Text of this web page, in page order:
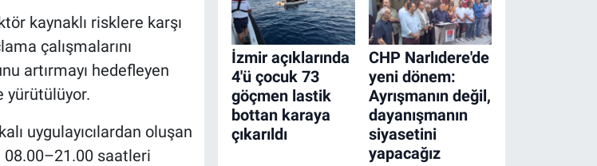
kaynaklı risklere karşı
çalışmalarını
artırmayı hedefleyen
yürütülüyor.
uygulayıcılardan oluşan
08.00–21.00 saatleri
İzmir açıklarında
4'ü çocuk 73
göçmen lastik
bottan karaya
çıkarıldı
CHP Narlıdere'de
yeni dönem:
Ayrışmanın değil,
dayanışmanın
siyasetini
yapacağız